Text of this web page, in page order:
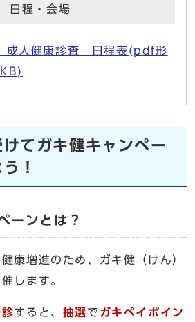
日程・会場
人健康診査 日程表(pdf形
てガキ健キャンペー
！
ーンとは？
康増進のため、ガキ健（けん）
します。
すると、 抽選でガキペイポイン